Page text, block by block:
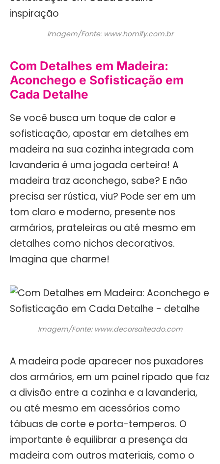
Imagem/Fonte: www.homify.com.br
Com Detalhes em Madeira:
Aconchego e Sofisticação em
Cada Detalhe
Se você busca um toque de calor e
sofisticação, apostar em detalhes em
madeira na sua cozinha integrada com
lavanderia é uma jogada certeira! A
madeira traz aconchego, sabe? E não
precisa ser rústica, viu? Pode ser em um
tom claro e moderno, presente nos
armários, prateleiras ou até mesmo em
detalhes como nichos decorativos.
Imagina que charme!
Imagem/Fonte: www.decorsalteado.com
A madeira pode aparecer nos puxadores
dos armários, em um painel ripado que faz
a divisão entre a cozinha e a lavanderia,
ou até mesmo em acessórios como
tábuas de corte e porta-temperos. O
importante é equilibrar a presença da
madeira com outros materiais, como o